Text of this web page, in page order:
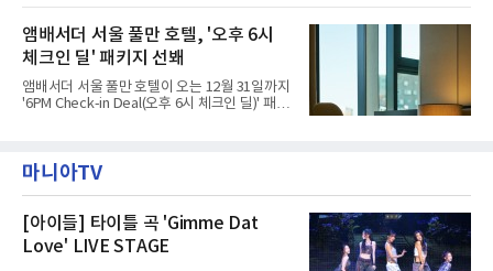
민들의 호응 속에 CFS는 즉시 행동에 나섰다. 지
난 28일 오후 전문 청소업체와
에 대해서는 외부 화재 연기 유입이라고 설명했
고, 2023년 같은 물류센터에서 발생한 화재에
대해서도 쿠팡 입주 전 공사 과정에서 벌어진 일
이라며 선을 그었다.쿠팡은 21일 인천 물류센터
내부에서 불이 타는 냄새가 났다는 의혹과 관련
해 “사실무근”이라는 입장을 밝혔다.회사 측은
“인근에서 지난 15일 다른 회사에서 발생한 대
것으로 확인됐다”고 설명했다.이어 “정확한 화
재 원인은 추후 조사될
앰배서더 서울 풀만 호텔, '오후 6시
체크인 딜' 패키지 선봬
앰배서더 서울 풀만 호텔이 오는 12월 31일까지
'6PM Check-in Deal(오후 6시 체크인 딜)' 패키
텔 측은 “퇴근 후 또는 주말 도심 속에서 짧지만
온전한 휴식을 원하는 고객들에게 특별한 경험
제큐티브 두 가지 타입으로 구성된다. 디럭스 패
키지는 객실 1박(룸 온리)으로 심플한 호캉스를
즐길 수 있으며, 이그제큐티브 패키지는 객실 1
마니아TV
[아이들] 타이틀 곡 'Gimme Dat
Love' LIVE STAGE